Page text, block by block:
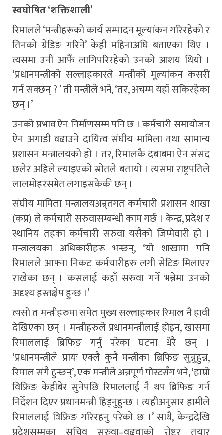
स्वघोषित ‘शक्तिशाली’
रिमालले ‘मन्त्रीहरूको कार्य सम्पादन मूल्यांकन गरिरहेको र
तिनको ग्रेडिङ गरिने’ केही महिनाअघि बताएका थिए ।
त्यसमा उनी आफैं लागिपरिरहेको उनको आशय थियो ।
‘प्रधानमन्त्रीको सल्लाहकारले मन्त्रीको मूल्यांकन कसरी
गर्न सक्छन् ? ’ ती मन्त्रीले भने, ‘तर, अचम्म यहाँ सकिरहेका
छन् ।’
उनको प्रभाव ऐन निर्माणसम्म पनि छ । कर्मचारी समायोजन
ऐन अगाडी वढाउने दायित्व संघीय मामिला तथा सामान्य
प्रशासन मन्त्रालयको हो । तर, रिमालकै दबाबमा ऐन संसद
छलेर अहिले ल्याइएको स्रोतले बतायो । त्यसमा राष्ट्रपतिले
लालमोहरसमेत लगाइसकेकी छन् ।
संघीय मामिला मन्त्रालयअन्र्तगत कर्मचारी प्रशासन शाखा
(कप्र) ले कर्मचारी सरुवासम्बन्धी काम गर्छ । केन्द्र, प्रदेश र
स्थानिय तहका कर्मचारी सरुवा यसैको जिम्मेवारी हो ।
मन्त्रालयका अधिकारीहरू भन्छन्, ‘यो शाखामा पनि
रिमालले आफ्ना निकट कर्मचारीहरु लगी सेटिङ मिलाएर
राखेका छन् । कसलाई कहाँ सरुवा गर्ने भन्नेमा उनको
अदृश्य हस्तक्षेप हुन्छ ।’
त्यसो त मन्त्रीहरुमा समेत मुख्य सल्लाहकार रिमाल नै हावी
देखिएका छन् । मन्त्रीहरुले प्रधानमन्त्रीलाई होइन, खासमा
रिमाललाई ब्रिफिङ गर्नु परेका घटना धेरै छन् ।
‘प्रधानमन्त्रीले प्रायः एक्लै कुनै मन्त्रीका ब्रिफिङ सुन्नुहुन्न,
रिमाल संगै हुन्छन्’, एक मन्त्रीले अन्नपूर्ण पोस्टसँग भने, ‘हाम्रो
विफ्रिङ केहीबेर सुनेपछि रिमाललाई नै थप ब्रिफिङ गर्न
निर्देशन दिएर प्रधानमन्त्री हिड्नुहुन्छ । त्यहीअनुसार हामीले
रिमाललाई विफ्रिङ गरिरहनु परेको छ ।’ साथै, केन्द्रदेखि